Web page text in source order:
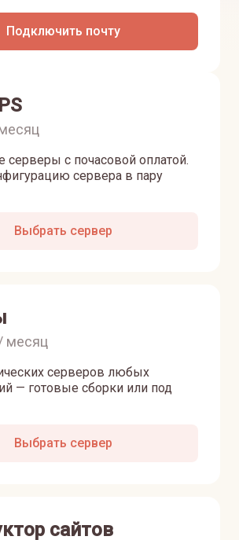
Подключить почту
серверы с почасовой оплатой.
сервера в пару
Выбрать сервер
серверов любых
— готовые сборки или под
месяц
Выбрать сервер
сайтов